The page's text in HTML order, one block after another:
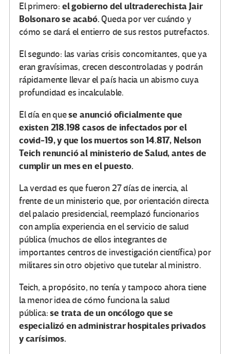
El primero: el gobierno del ultraderechista Jair
Bolsonaro se acabó.Queda por ver cuándo y
cómo se dará el entierro de sus restos putrefactos.
El segundo: las varias crisis concomitantes, que ya
eran gravísimas, crecen descontroladas y podrán
rápidamente llevar el país hacia un abismo cuya
profundidad es incalculable.
El día en quese anunció oficialmente que
existen 218.198 casos de infectados por el
covid-19, y que los muertos son 14.817, Nelson
Teich renunció al ministerio de Salud, antes de
cumplir un mes en el puesto.
La verdad es que fueron 27 días de inercia, al
frente de un ministerio que, por orientación directa
del palacio presidencial, reemplazó funcionarios
con amplia experiencia en el servicio de salud
pública (muchos de ellos integrantes de
importantes centros de investigación científica) por
militares sin otro objetivo que tutelar al ministro.
Teich, a propósito, no tenía y tampoco ahora tiene
la menor idea de cómo funciona la salud
pública:se trata de un oncólogo que se
especializó en administrar hospitales privados
y carísimos.